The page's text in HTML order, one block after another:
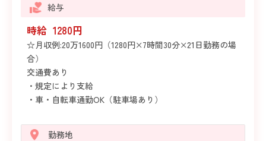
給与
時給 1280円
☆月収例:20万1600円（1280円×7時間30分×21日勤務の場
合）
交通費あり
・規定により支給
・車・自転車通勤OK（駐車場あり）
勤務地